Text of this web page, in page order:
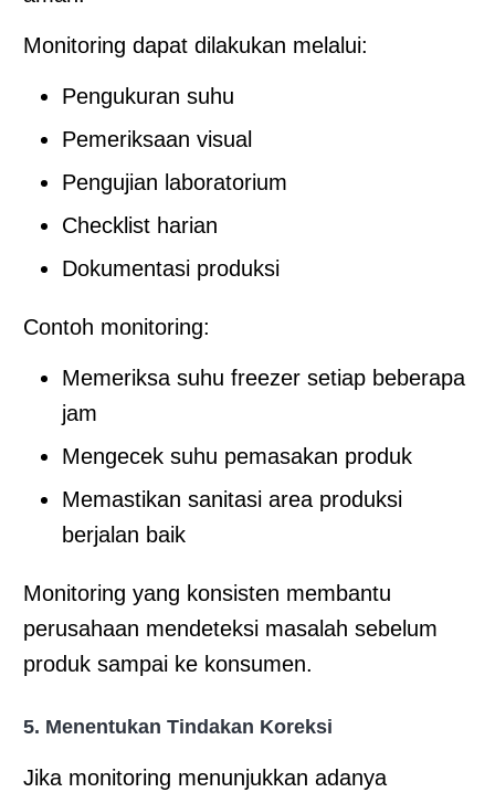
Monitoring dapat dilakukan melalui:
Pengukuran suhu
Pemeriksaan visual
Pengujian laboratorium
Checklist harian
Dokumentasi produksi
Contoh monitoring:
Memeriksa suhu freezer setiap beberapa
jam
Mengecek suhu pemasakan produk
Memastikan sanitasi area produksi
berjalan baik
Monitoring yang konsisten membantu
perusahaan mendeteksi masalah sebelum
produk sampai ke konsumen.
5. Menentukan Tindakan Koreksi
Jika monitoring menunjukkan adanya